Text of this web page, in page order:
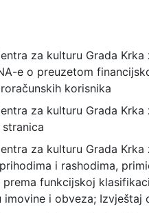
za kulturu Grada Krka
e o preuzetom
korisnika
za kulturu Grada Krka
stranica
za kulturu Grada Krka
i rashodima,
funkcijskoj
i obveza; Izvještaj